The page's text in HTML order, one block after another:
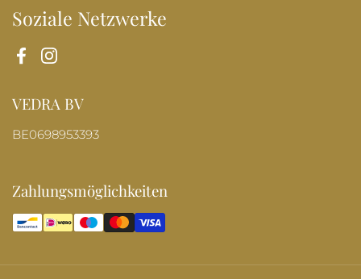
Soziale Netzwerke
FacebookInstagram
VEDRA BV
BE0698953393
Zahlungsmöglichkeiten